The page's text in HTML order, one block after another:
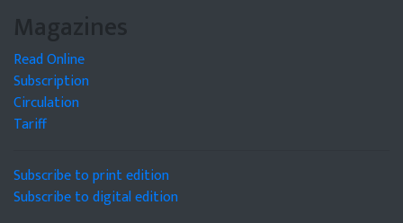
Magazines
Read Online
Subscription
Circulation
Tariff
Subscribe to print edition
Subscribe to digital edition